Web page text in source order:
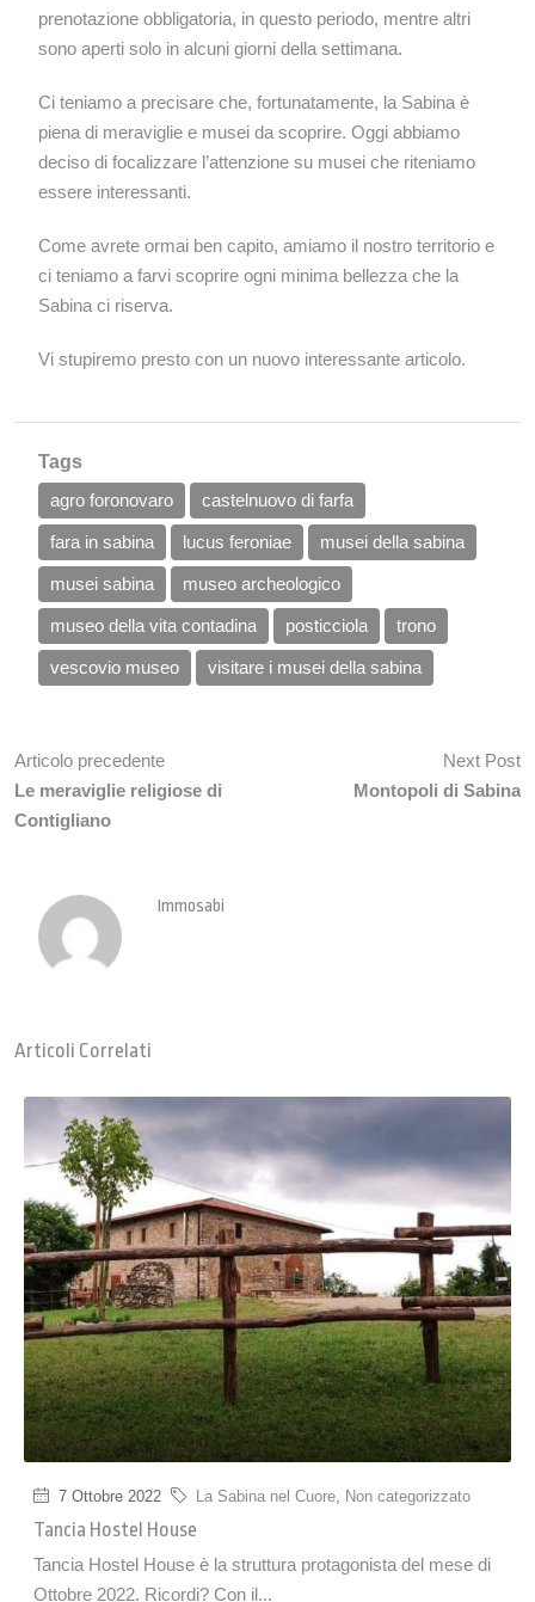
prenotazione obbligatoria, in questo periodo, mentre altri
sono aperti solo in alcuni giorni della settimana.
Ci teniamo a precisare che, fortunatamente, la Sabina è
piena di meraviglie e musei da scoprire. Oggi abbiamo
deciso di focalizzare l’attenzione su musei che riteniamo
essere interessanti.
Come avrete ormai ben capito, amiamo il nostro territorio e
ci teniamo a farvi scoprire ogni minima bellezza che la
Sabina ci riserva.
Vi stupiremo presto con un nuovo interessante articolo.
Tags
agro foronovaro
castelnuovo di farfa
fara in sabina lucus feroniae musei della sabina
musei sabina museo archeologico
museo della vita contadina posticciola trono
vescovio museo visitare i musei della sabina
Articolo precedente
Le meraviglie religiose di
Contigliano
Next Post
Montopoli di Sabina
Immosabi
Articoli Correlati
7 Ottobre 2022 La Sabina nel Cuore, Non categorizzato
Tancia Hostel House
Tancia Hostel House è la struttura protagonista del mese di
Ottobre 2022. Ricordi? Con il...